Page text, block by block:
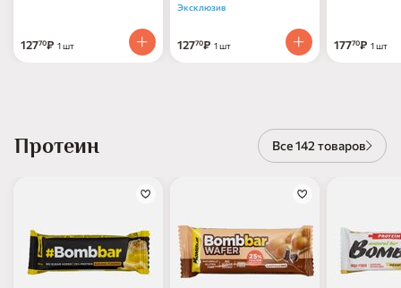
12770₽ 1 шт
Эксклюзив
12770₽ 1 шт 17770₽ 1 шт
Протеин Все 142 товаров